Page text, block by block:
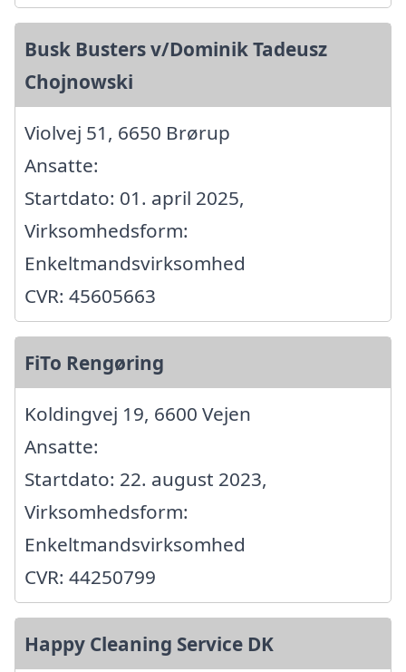
Busk Busters v/Dominik Tadeusz
Chojnowski
Violvej 51, 6650 Brørup
Ansatte:
Startdato: 01. april 2025,
Virksomhedsform:
Enkeltmandsvirksomhed
CVR: 45605663
FiTo Rengøring
Koldingvej 19, 6600 Vejen
Ansatte:
Startdato: 22. august 2023,
Virksomhedsform:
Enkeltmandsvirksomhed
CVR: 44250799
Happy Cleaning Service DK